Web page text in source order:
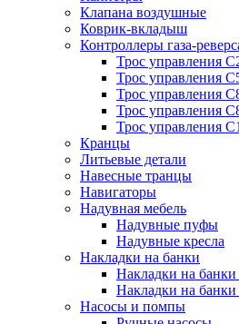
Клапана воздушные
Коврик-вкладыш
Контроллеры газа-
Трос управления
Трос управления
Трос управления
Трос управления
Трос управления
Кранцы
Литьевые детали
Навесные транцы
Навигаторы
Надувная мебель
Надувные пуфы
Надувные кресла
Накладки на банки
Накладки на банки
Накладки на банки
Насосы и помпы